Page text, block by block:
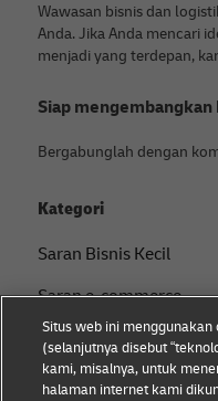
Wawasan bisnis dan
Anda. Jika Anda mencari
menjadi yang terdepan,
Siap mengembangkan
Bergabunglah dengan
Kategori
Saran Bisnis Kecil
Saran e-commerce
Saran B2B
Saran logistik
Situs web ini
(selanjutnya disebut
kami, misalnya, untuk
halaman internet kami